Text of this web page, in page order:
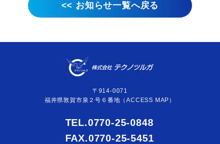
<< お知らせ一覧へ戻る
〒914-0071
福井県敦賀市泉２号６番地（ACCESS MAP ）
TEL.0770-25-0848
FAX.0770-25-5451